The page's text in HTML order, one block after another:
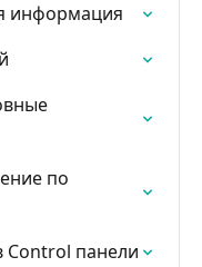
информация
по
Control панели